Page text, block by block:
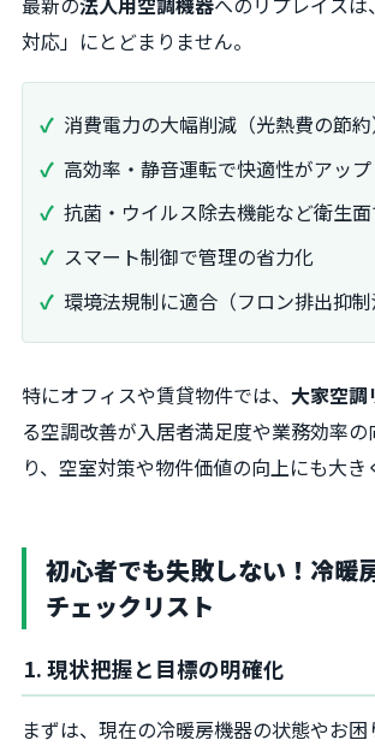
対応」にとどまりません。
消費電力の大幅削減（光熱費の節約
高効率・静音運転で快適性がアップ
抗菌・ウイルス除去機能など衛生
スマート制御で管理の省力化
環境法規制に適合（フロン排出抑制
特にオフィスや賃貸物件では、 大家空調
る空調改善が入居者満足度や業務効率の
り、空室対策や物件価値の向上にも大き
初心者でも失敗しない！冷暖
チェックリスト
1. 現状把握と目標の明確化
まずは、現在の冷暖房機器の状態やお困